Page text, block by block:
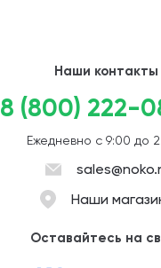
Наши контакты
8 (800) 222-
Ежедневно с 9:00 до
Наши
Оставайтесь на